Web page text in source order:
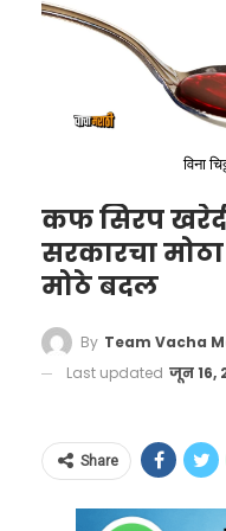
करणाऱ्या लोकांवर
(Taurus
विना
कफ सिरप
सरकारचा
मोठे बदल
By Team Vacha
Last updated जून 16,
Share